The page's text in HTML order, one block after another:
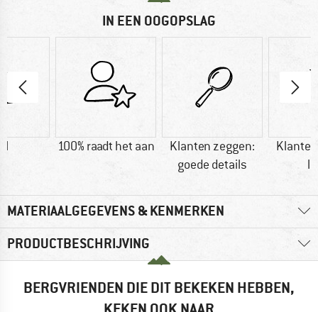
IN EEN OOGOPSLAG
100% raadt het aan
Klanten zeggen:
goede details
MATERIAALGEGEVENS & KENMERKEN
PRODUCTBESCHRIJVING
BERGVRIENDEN DIE DIT BEKEKEN HEBBEN,